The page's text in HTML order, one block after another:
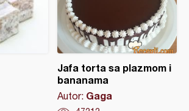
Jafa torta sa plazmom i
bananama
Autor: Gaga